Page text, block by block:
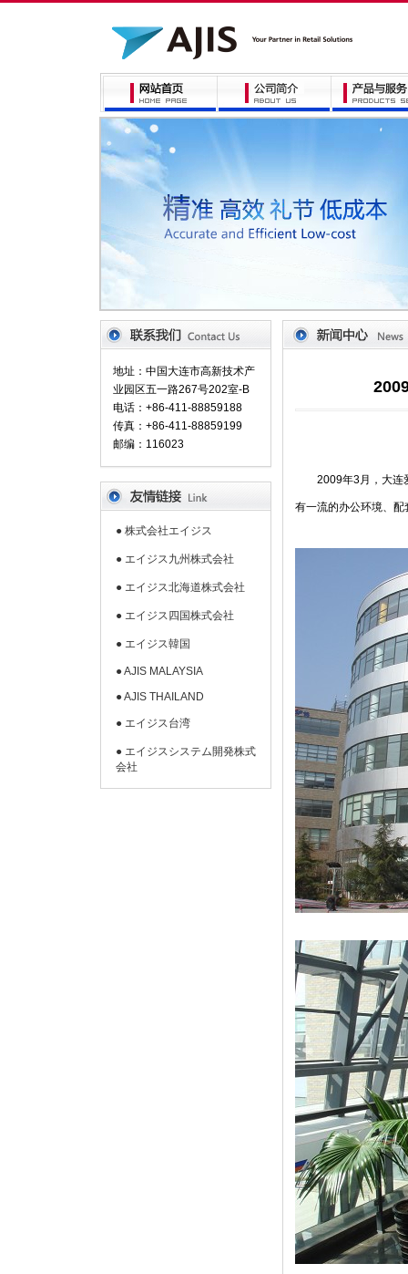
地址：中国大连市高新技术产
业园区五一路267号202室-B
电话：+86-411-88859188
传真：+86-411-88859199
邮编：116023
● 株式会社エイジス
● エイジス九州株式会社
● エイジス北海道株式会社
● エイジス四国株式会社
● エイジス韓国
● AJIS MALAYSIA
● AJIS THAILAND
● エイジス台湾
● エイジスシステム開発株式
会社
2009年3月，大连爱
有一流的办公环境、